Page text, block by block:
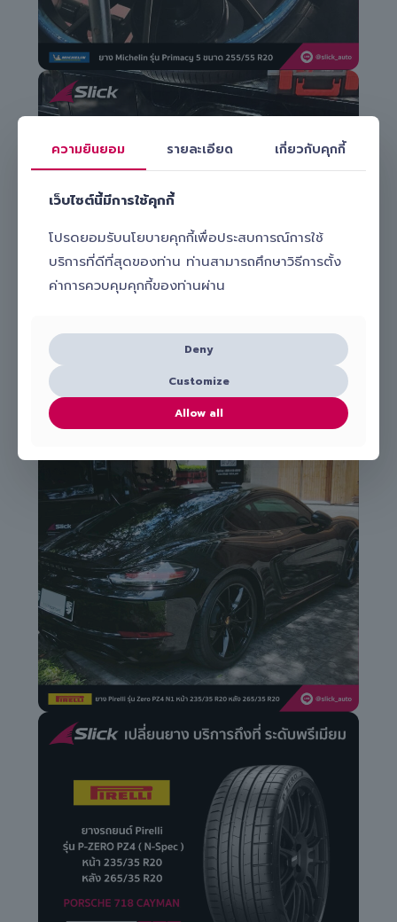
ความยินยอม รายละเอียด เกี่ยวกับคุกกี้
เว็บไซต์นี้มีการใช้คุกกี้
โปรดยอมรับนโยบายคุกกี้เพื่อประสบการณ์การใช้
บริการที่ดีที่สุดของท่าน ท่านสามารถศึกษาวิธีการตั้ง
ค่าการควบคุมคุกกี้ของท่านผ่าน
Deny
Customize
Allow all